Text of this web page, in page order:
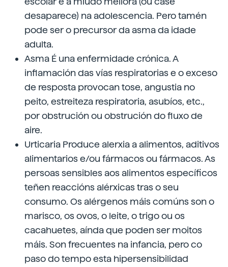
desaparece) na adolescencia. Pero tamén
pode ser o precursor da asma da idade
adulta.
Asma É una enfermidade crónica. A
inflamación das vías respiratorias e o exceso
de resposta provocan tose, angustia no
peito, estreiteza respiratoria, asubíos, etc.,
por obstrución ou obstrución do fluxo de
aire.
Urticaria Produce alerxia a alimentos, aditivos
alimentarios e/ou fármacos ou fármacos. As
persoas sensibles aos alimentos específicos
teñen reaccións alérxicas tras o seu
consumo. Os alérgenos máis comúns son o
marisco, os ovos, o leite, o trigo ou os
cacahuetes, aínda que poden ser moitos
máis. Son frecuentes na infancia, pero co
paso do tempo esta hipersensibilidad